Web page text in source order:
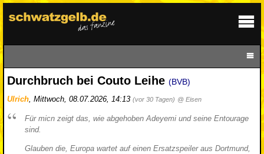
Durchbruch bei Couto Leihe (BVB)
Ulrich, Mittwoch, 08.07.2026, 14:13 (vor 30 Tagen) @ Eisen
Für micn zeigt das, wie abgehoben Adeyemi und seine Entourage
sind.
Glauben die, Europa wartet auf einen Ersatzspeiler aus Dortmund,